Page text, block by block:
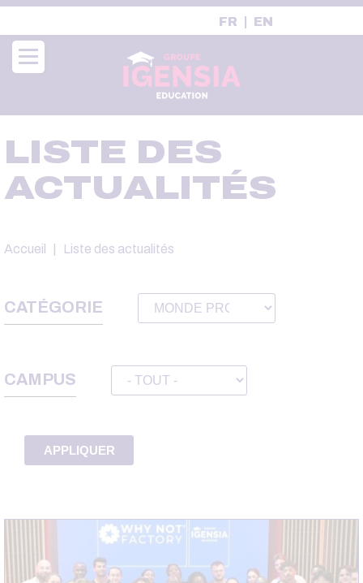
Aller
contenu
principal
FR EN
LISTE DES
ACTUALITÉS
Fil
Accueil Liste des actualités
CATÉGORIE
CAMPUS